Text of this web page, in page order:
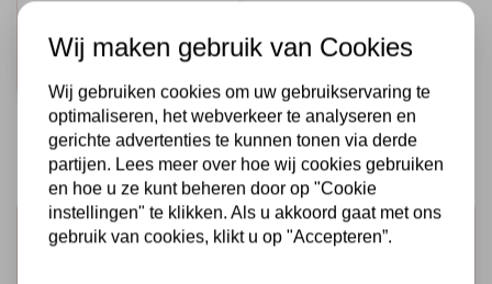
Schrijf je in voor de nieuwsbrief
Wij maken gebruik van Cookies
Wij gebruiken cookies om uw gebruikservaring te
optimaliseren, het webverkeer te analyseren en
gerichte advertenties te kunnen tonen via derde
partijen. Lees meer over hoe wij cookies gebruiken
en hoe u ze kunt beheren door op "Cookie
instellingen" te klikken. Als u akkoord gaat met ons
gebruik van cookies, klikt u op "Accepteren”.